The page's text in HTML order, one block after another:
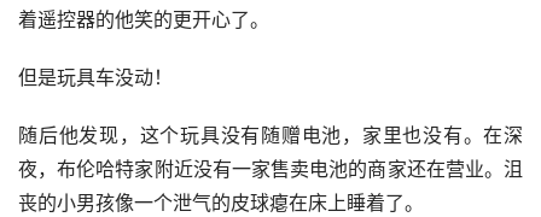
着遥控器的他笑的更开心了。
但是玩具车没动！
随后他发现，这个玩具没有随赠电池，家里也没有。在深
夜，布伦哈特家附近没有一家售卖电池的商家还在营业。沮
丧的小男孩像一个泄气的皮球瘪在床上睡着了。